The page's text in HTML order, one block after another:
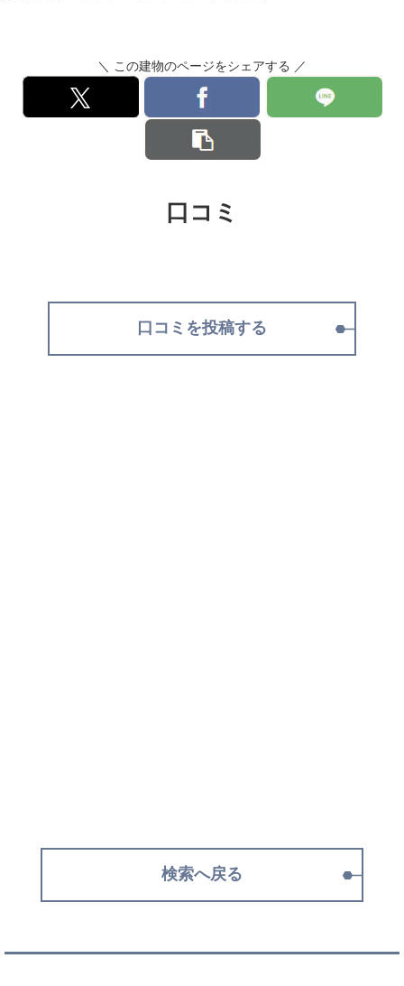
＼ この建物のページをシェアする ／
口コミ
口コミを投稿する
検索へ戻る